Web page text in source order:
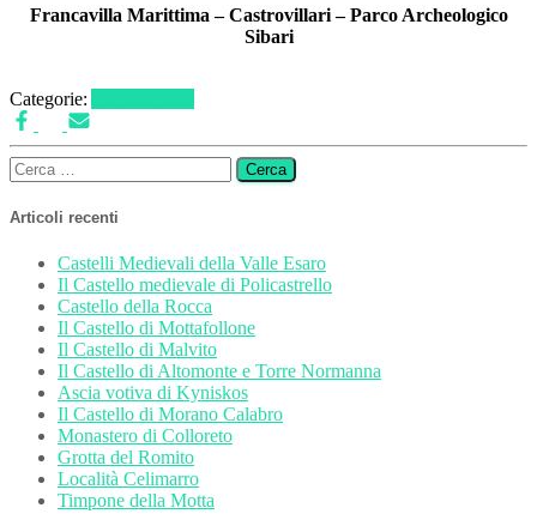
Francavilla Marittima – Castrovillari – Parco Archeologico
Sibari
Categorie:
Ricerca
per:
Articoli recenti
Castelli Medievali della Valle Esaro
Il Castello medievale di Policastrello
Castello della Rocca
Il Castello di Mottafollone
Il Castello di Malvito
Il Castello di Altomonte e Torre Normanna
Ascia votiva di Kyniskos
Il Castello di Morano Calabro
Monastero di Colloreto
Grotta del Romito
Località Celimarro
Timpone della Motta